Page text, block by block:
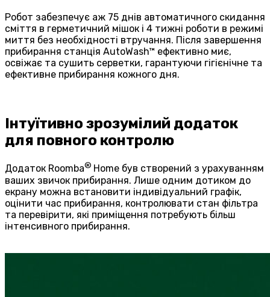
Робот забезпечує аж 75 днів автоматичного скидання
сміття в герметичний мішок і 4 тижні роботи в режимі
миття без необхідності втручання. Після завершення
прибирання станція AutoWash™ ефективно миє,
освіжає та сушить серветки, гарантуючи гігієнічне та
ефективне прибирання кожного дня.
Інтуїтивно зрозумілий додаток
для повного контролю
Додаток Roomba® Home був створений з урахуванням
ваших звичок прибирання. Лише одним дотиком до
екрану можна встановити індивідуальний графік,
оцінити час прибирання, контролювати стан фільтра
та перевірити, які приміщення потребують більш
інтенсивного прибирання.